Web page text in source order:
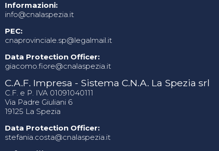
Informazioni:
info@cnalaspezia.it
PEC:
cnaprovinciale.sp@legalmail.it
Data Protection Officer:
giacomo.fiore@cnalaspezia.it
C.A.F. Impresa - Sistema C.N.A. La Spezia srl
C.F. e P. IVA 01091040111
Via Padre Giuliani 6
19125 La Spezia
Data Protection Officer:
stefania.costa@cnalaspezia.it